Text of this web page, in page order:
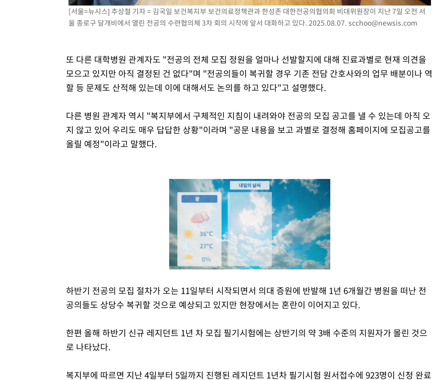
[서울=뉴시스] 추상철 기자 = 김국일 보건복지부 보건의료정책관과 한성존 대한전공의협의회 비대위원장이 지난 7일 오전 서
울 종로구 달개비에서 열린 전공의 수련협의체 3차 회의 시작에 앞서 대화하고 있다. 2025.08.07. scchoo@newsis.com
또 다른 대학병원 관계자도 "전공의 전체 모집 정원을 얼마나 선발할지에 대해 진료과별로 현재 의견을
모으고 있지만 아직 결정된 건 없다"며 "전공의들이 복귀할 경우 기존 전담 간호사와의 업무 배분이나 역
할 등 문제도 산적해 있는데 이에 대해서도 논의를 하고 있다"고 설명했다.
다른 병원 관계자 역시 "복지부에서 구체적인 지침이 내려와야 전공의 모집 공고를 낼 수 있는데 아직 오
지 않고 있어 우리도 매우 답답한 상황"이라며 "공문 내용을 보고 과별로 결정해 홈페이지에 모집공고를
올릴 예정"이라고 말했다.
Mute
하반기 전공의 모집 절차가 오는 11일부터 시작되면서 의대 증원에 반발해 1년 6개월간 병원을 떠난 전
공의들도 상당수 복귀할 것으로 예상되고 있지만 현장에서는 혼란이 이어지고 있다.
한편 올해 하반기 신규 레지던트 1년 차 모집 필기시험에는 상반기의 약 3배 수준의 지원자가 몰린 것으
로 나타났다.
복지부에 따르면 지난 4일부터 5일까지 진행된 레지던트 1년차 필기시험 원서접수에 923명이 신청 완료